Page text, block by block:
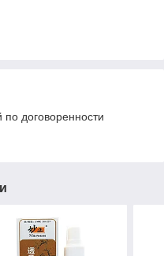
по договоренности